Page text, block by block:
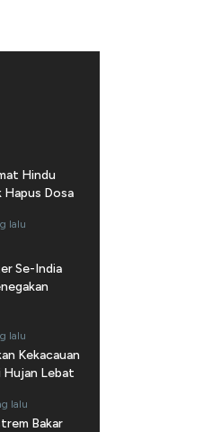
Hindu
Hapus Dosa
lalu
Se-India
lalu
Kekacauan
Hujan Lebat
lalu
Bakar